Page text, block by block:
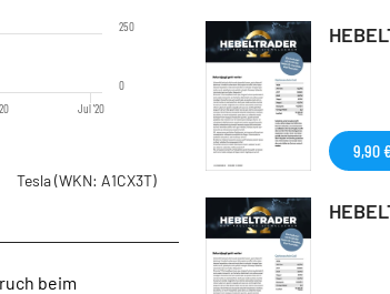
Jul '20
0
250
Tesla(WKN: A1CX3T)
beim
9,90 €